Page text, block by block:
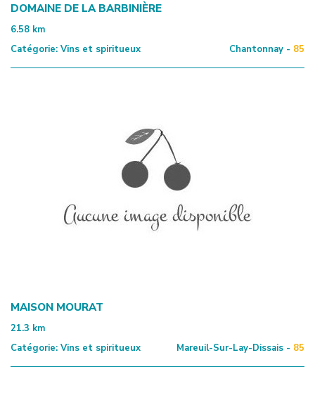
DOMAINE DE LA BARBINIÈRE
6.58 km
Catégorie: Vins et spiritueux Chantonnay - 85
MAISON MOURAT
21.3 km
Catégorie: Vins et spiritueux Mareuil-Sur-Lay-Dissais - 85